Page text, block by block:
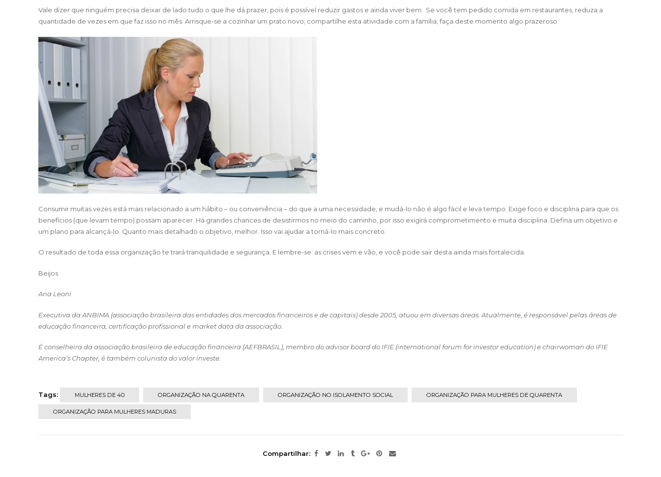
Vale dizer que ninguém precisa deixar de lado tudo o que lhe dá prazer, pois é possível reduzir gastos e ainda viver bem. Se você tem pedido comida em restaurantes, reduza a
quantidade de vezes em que faz isso no mês. Arrisque-se a cozinhar um prato novo, compartilhe esta atividade com a família, faça deste momento algo prazeroso.
Consumir muitas vezes está mais relacionado a um hábito – ou conveniência – do que a uma necessidade, e mudá-lo não é algo fácil e leva tempo. Exige foco e disciplina para que os
benefícios (que levam tempo) possam aparecer. Há grandes chances de desistirmos no meio do caminho, por isso exigirá comprometimento e muita disciplina. Defina um objetivo e
um plano para alcançá-lo. Quanto mais detalhado o objetivo, melhor. Isso vai ajudar a torná-lo mais concreto.
O resultado de toda essa organização te trará tranquilidade e segurança. E lembre-se: as crises vem e vão, e você pode sair desta ainda mais fortalecida.
Beijos
Ana Leoni
Executiva da ANBIMA (associação brasileira das entidades dos mercados financeiros e de capitais) desde 2005, atuou em diversas áreas. Atualmente, é responsável pelas áreas de
educação financeira, certificação profissional e market data da associação.
É conselheira da associação brasileira de educação financeira (AEFBRASIL), membro do advisor board do IFIE (international forum for investor education) e chairwoman do IFIE
America’s Chapter, é também colunista do valor investe.
Tags: MULHERES DE 40 ORGANIZAÇÃO NA QUARENTA ORGANIZAÇÃO NO ISOLAMENTO SOCIAL ORGANIZAÇÃO PARA MULHERES DE QUARENTA
ORGANIZAÇÃO PARA MULHERES MADURAS
Compartilhar: